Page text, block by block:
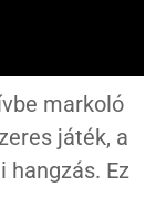
markoló
játék, a
hangzás. Ez